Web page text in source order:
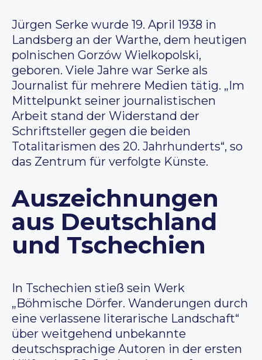
Jürgen Serke wurde 19. April 1938 in
Landsberg an der Warthe, dem heutigen
polnischen Gorzów Wielkopolski,
geboren. Viele Jahre war Serke als
Journalist für mehrere Medien tätig. „Im
Mittelpunkt seiner journalistischen
Arbeit stand der Widerstand der
Schriftsteller gegen die beiden
Totalitarismen des 20. Jahrhunderts“, so
das Zentrum für verfolgte Künste.
Auszeichnungen
aus Deutschland
und Tschechien
In Tschechien stieß sein Werk
„Böhmische Dörfer. Wanderungen durch
eine verlassene literarische Landschaft“
über weitgehend unbekannte
deutschsprachige Autoren in der ersten